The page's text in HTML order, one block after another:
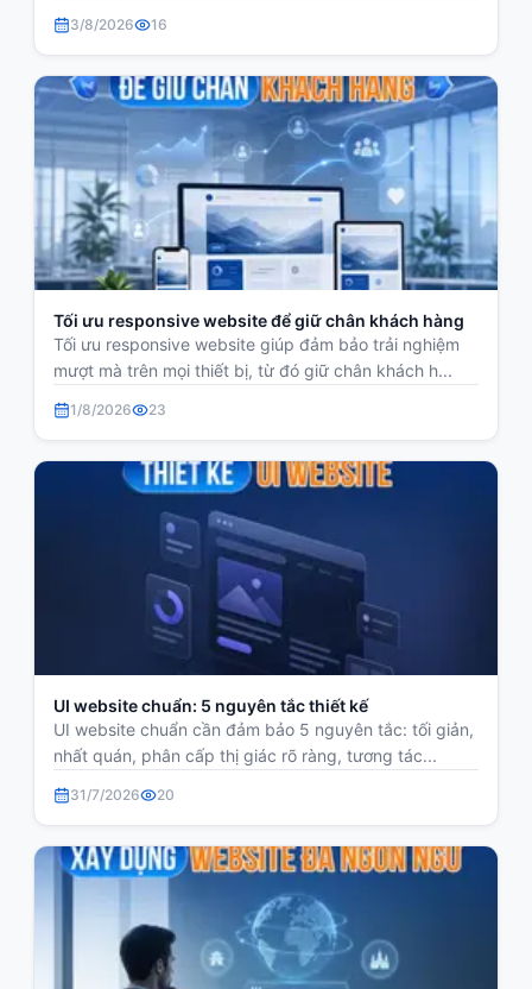
3/8/2026 16
Tối ưu responsive website để giữ chân khách hàng
Tối ưu responsive website giúp đảm bảo trải nghiệm
mượt mà trên mọi thiết bị, từ đó giữ chân khách h...
1/8/2026 23
UI website chuẩn: 5 nguyên tắc thiết kế
UI website chuẩn cần đảm bảo 5 nguyên tắc: tối giản,
nhất quán, phân cấp thị giác rõ ràng, tương tác...
31/7/2026 20